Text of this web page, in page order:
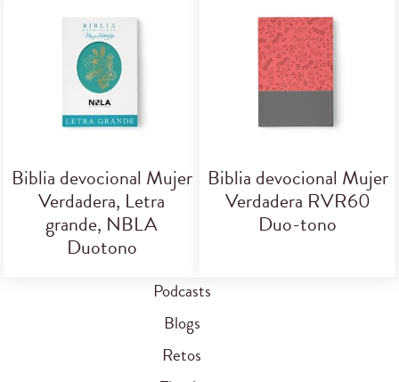
Biblia devocional Mujer
Verdadera, Letra
grande, NBLA
Duotono
Biblia devocional Mujer
Verdadera RVR60
Duo-tono
Podcasts
Blogs
Retos